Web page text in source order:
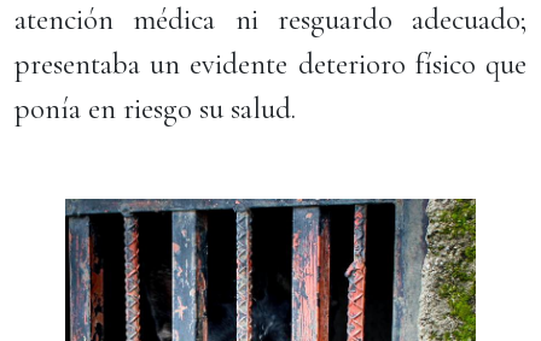
atención médica ni resguardo adecuado;
presentaba un evidente deterioro físico que
ponía en riesgo su salud.